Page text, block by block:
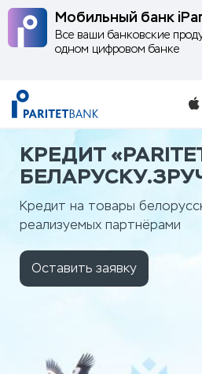
Мобильный банк
Все ваши банковские
одном цифровом банке
КРЕДИТ
Кредит на товары
реализуемых партнёрами
Оставить заявку